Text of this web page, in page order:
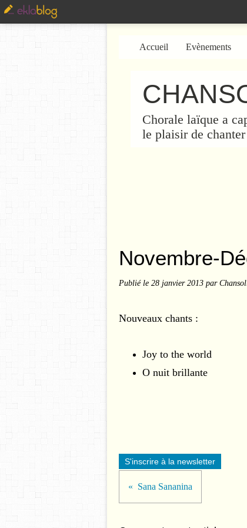
Chorale laïque a
le plaisir de
Accueil Evènements
Novembre-
Publié le 28 janvier 2013 par
Nouveaux chants :
Joy to the world
O nuit brillante
S'inscrire à la newsletter
Sana Sananina